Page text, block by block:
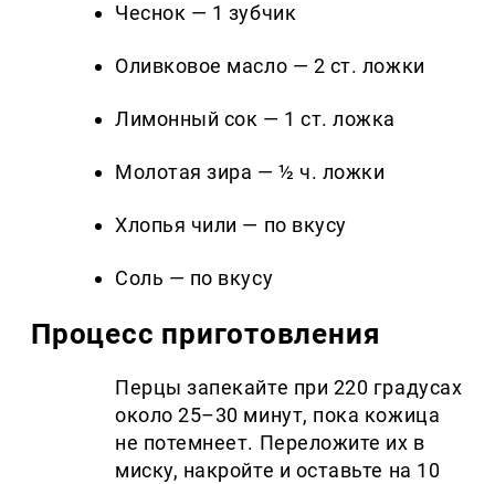
Чеснок — 1 зубчик
Оливковое масло — 2 ст. ложки
Лимонный сок — 1 ст. ложка
Молотая зира — ½ ч. ложки
Хлопья чили — по вкусу
Соль — по вкусу
Процесс приготовления
Перцы запекайте при 220 градусах
около 25–30 минут, пока кожица
не потемнеет. Переложите их в
миску, накройте и оставьте на 10